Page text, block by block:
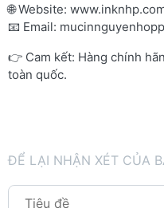
🌐 Website:
📧 Email:
👉 Cam kết: Hàng chính
toàn quốc.
ĐỂ LẠI NHẬN XÉT CỦA